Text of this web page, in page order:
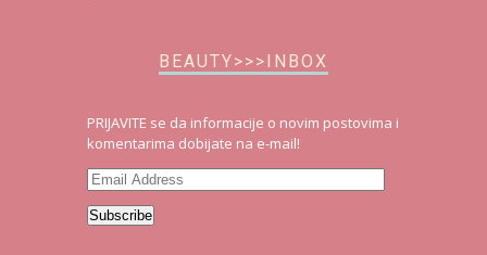
BEAUTY>>>INBOX
PRIJAVITE se da informacije o novim postovima i
komentarima dobijate na e-mail!
Email
Address
Subscribe